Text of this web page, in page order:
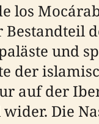
los
Bestandteil
und
der
auf der
Die